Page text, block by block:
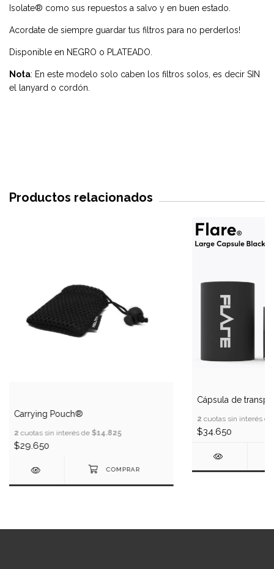
Isolate® como sus repuestos a salvo y en buen estado.
Acordate de siempre guardar tus filtros para no perderlos!
Disponible en NEGRO o PLATEADO.
Nota: En este modelo solo caben los filtros solos, es decir SIN
el lanyard o cordón.
Productos relacionados
Carrying Pouch®
2 cuotas sin interés de $14.825
$29.650
Cápsula de
2 cuotas sin interés de
$34.650